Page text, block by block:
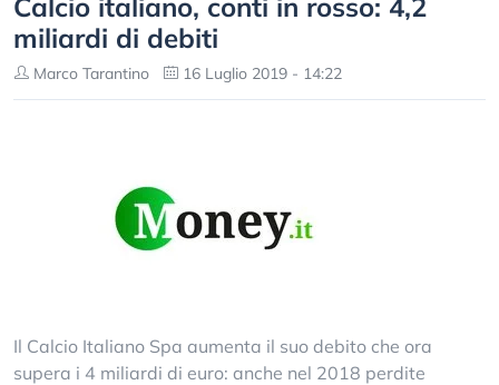
Calcio italiano, conti in rosso: 4,2
miliardi di debiti
Marco Tarantino 16 Luglio 2019 - 14:22
Il Calcio Italiano Spa aumenta il suo debito che ora
supera i 4 miliardi di euro: anche nel 2018 perdite